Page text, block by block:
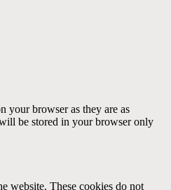
your browser as they are as
be stored in your browser only
website. These cookies do not